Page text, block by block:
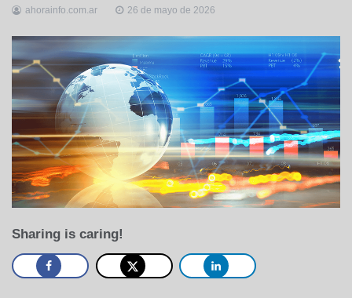
ahorainfo.com.ar 26 de mayo de 2026
Sharing is caring!